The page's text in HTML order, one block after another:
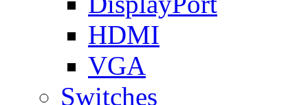
HDMI
VGA
Switches